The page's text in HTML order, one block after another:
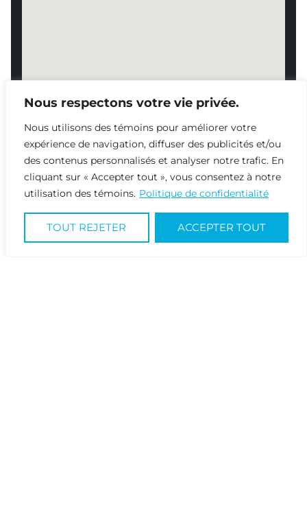
Nous respectons votre vie privée.
Nous utilisons des témoins pour améliorer votre
expérience de navigation, diffuser des publicités et/ou
des contenus personnalisés et analyser notre trafic. En
cliquant sur « Accepter tout », vous consentez à notre
utilisation des témoins. Politique de confidentialité
TOUT REJETER ACCEPTER TOUT
NOUS JOINDRE
819 478-8338
CONTACTEZ-NOUS